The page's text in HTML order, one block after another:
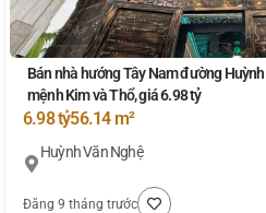
Bán nhà hướng Tây Nam đường
mệnh Kim và Thổ, giá 6.98 tỷ
6.98 tỷ56.14 m²
Huỳnh Văn Nghệ
Đăng 9 tháng trước